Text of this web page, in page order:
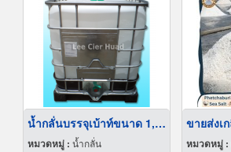
น้ำกลั่นบรรจุเบ้าท์ขนาด 1,000 ลิตร
หมวดหมู่ : น้ำกลั่น หมวดหมู่ :